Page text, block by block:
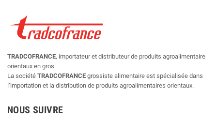
TRADCOFRANCE, importateur et distributeur de produits agroalimentaire
orientaux en gros.
La société TRADCOFRANCE grossiste alimentaire est spécialisée dans
l’importation et la distribution de produits agroalimentaires orientaux.
NOUS SUIVRE